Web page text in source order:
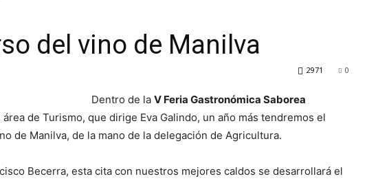
del vino de Manilva
0
2971
Dentro de la V Feria Gastronómica Saborea
de Turismo, que dirige Eva Galindo, un año más tendremos el
de Manilva, de la mano de la delegación de Agricultura.
Becerra, esta cita con nuestros mejores caldos se desarrollará el